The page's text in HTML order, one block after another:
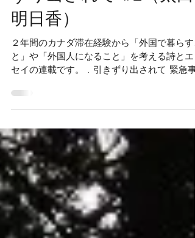
Hello folks #番外編 引き
ずり出されて #2（太田
明日香）
２年間のカナダ滞在経験から「外国で暮らす
と」や「外国人になること」を考える詩とエ
宣言が解かれて１ヶ月がたった。 穴に籠る前
まだ肌寒かった。 外ではいつのまにか季節は
わり、 花の季節は終わってもう梅雨だ。...